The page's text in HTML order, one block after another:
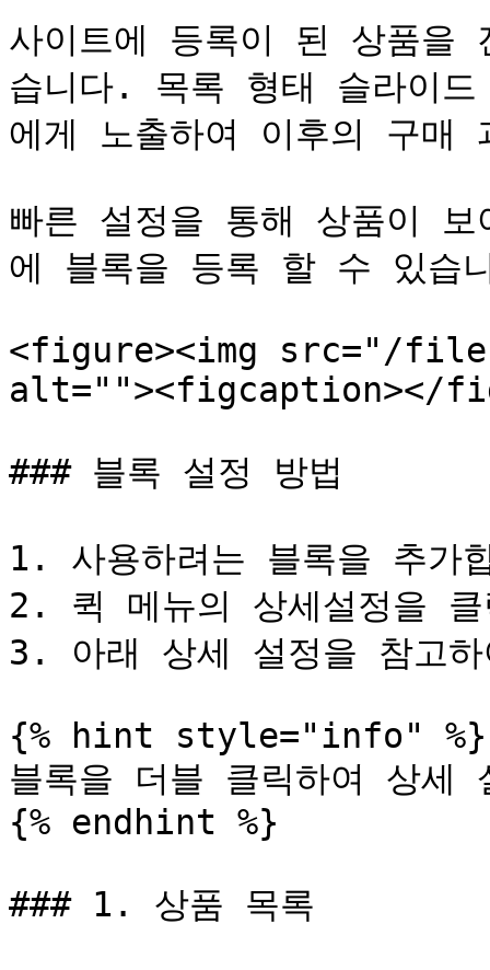
사이트에 등록이 된 상품을
습니다. 목록 형태 슬라이
에게 노출하여 이후의 구매
빠른 설정을 통해 상품이
에 블록을 등록 할 수 있습
<figure><img src="/
alt=""><figcaption></
### 블록 설정 방법
1. 사용하려는 블록을 추가
2. 퀵 메뉴의 상세설정을 클
3. 아래 상세 설정을 참고
{% hint style="info" %}
블록을 더블 클릭하여 상세
{% endhint %}
### 1. 상품 목록